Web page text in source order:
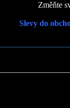
Změňte
Slevy do